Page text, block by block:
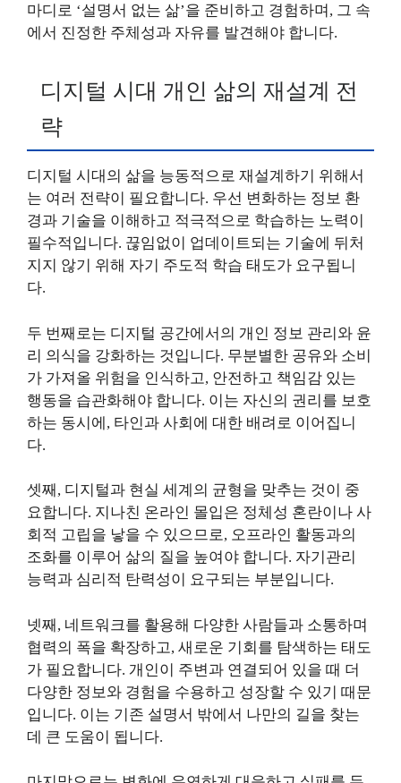
마디로 ‘설명서 없는 삶’을 준비하고 경험하며, 그 속
에서 진정한 주체성과 자유를 발견해야 합니다.
디지털 시대 개인 삶의 재설계 전
략
디지털 시대의 삶을 능동적으로 재설계하기 위해서
는 여러 전략이 필요합니다. 우선 변화하는 정보 환
경과 기술을 이해하고 적극적으로 학습하는 노력이
필수적입니다. 끊임없이 업데이트되는 기술에 뒤처
지지 않기 위해 자기 주도적 학습 태도가 요구됩니
다.
두 번째로는 디지털 공간에서의 개인 정보 관리와 윤
리 의식을 강화하는 것입니다. 무분별한 공유와 소비
가 가져올 위험을 인식하고, 안전하고 책임감 있는
행동을 습관화해야 합니다. 이는 자신의 권리를 보호
하는 동시에, 타인과 사회에 대한 배려로 이어집니
다.
셋째, 디지털과 현실 세계의 균형을 맞추는 것이 중
요합니다. 지나친 온라인 몰입은 정체성 혼란이나 사
회적 고립을 낳을 수 있으므로, 오프라인 활동과의
조화를 이루어 삶의 질을 높여야 합니다. 자기관리
능력과 심리적 탄력성이 요구되는 부분입니다.
넷째, 네트워크를 활용해 다양한 사람들과 소통하며
협력의 폭을 확장하고, 새로운 기회를 탐색하는 태도
가 필요합니다. 개인이 주변과 연결되어 있을 때 더
다양한 정보와 경험을 수용하고 성장할 수 있기 때문
입니다. 이는 기존 설명서 밖에서 나만의 길을 찾는
데 큰 도움이 됩니다.